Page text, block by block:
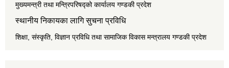
मुख्यमन्त्री तथा मन्त्रिपरिषद्को कार्यालय गण्डकी प्रदेश
स्थानीय निकायका लागि सुचना प्रविधि
शिक्षा, संस्कृति, विज्ञान प्रविधि तथा सामाजिक विकास मन्त्रालय गण्डकी प्रदेश